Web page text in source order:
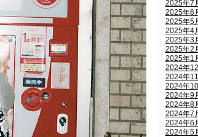
2025年7
2025年6
2025年5
2025年4
2025年3
2025年2
2025年1
2024年
2024年
2024年
2024年9
2024年8
2024年7
2024年6
2024年5